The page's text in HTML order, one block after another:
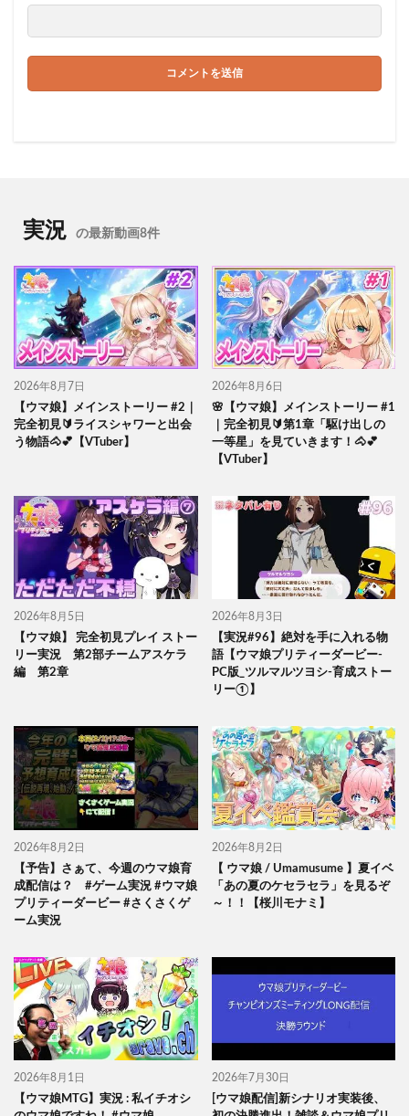
実況 の最新動画8件
2026年8月7日
【ウマ娘】メインストーリー #2｜
完全初見🔰ライスシャワーと出会
う物語🐴💕【VTuber】
2026年8月6日
🌸【ウマ娘】メインストーリー #1
｜完全初見🔰第1章「駆け出しの
一等星」を見ていきます！🐴💕
【VTuber】
2026年8月5日
【ウマ娘】 完全初見プレイ ストー
リー実況 第2部チームアスケラ
編 第2章
2026年8月3日
【実況#96】絶対を手に入れる物
語【ウマ娘プリティーダービー-
PC版_ツルマルツヨシ-育成ストー
リー①】
2026年8月2日
【予告】さぁて、今週のウマ娘育
成配信は？ #ゲーム実況 #ウマ娘
プリティーダービー #さくさくゲ
ーム実況
2026年8月2日
【 ウマ娘 / Umamusume 】夏イベ
「あの夏のケセラセラ」を見るぞ
～！！【桜川モナミ】
2026年8月1日
【ウマ娘MTG】実況 : 私イチオシ
2026年7月30日
[ウマ娘配信]新シナリオ実装後、